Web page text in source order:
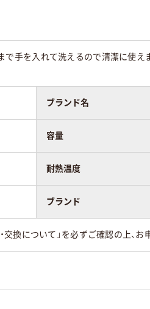
手を入れて洗えるので清潔に使
ブランド名
容量
耐熱温度
ブランド
交換について」を必ずご確認の上、お